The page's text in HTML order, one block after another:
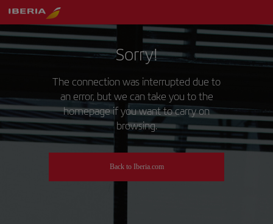
Sorry!
The connection was interrupted due to
an error, but we can take you to the
homepage if you want to carry on
browsing.
Back to Iberia.com